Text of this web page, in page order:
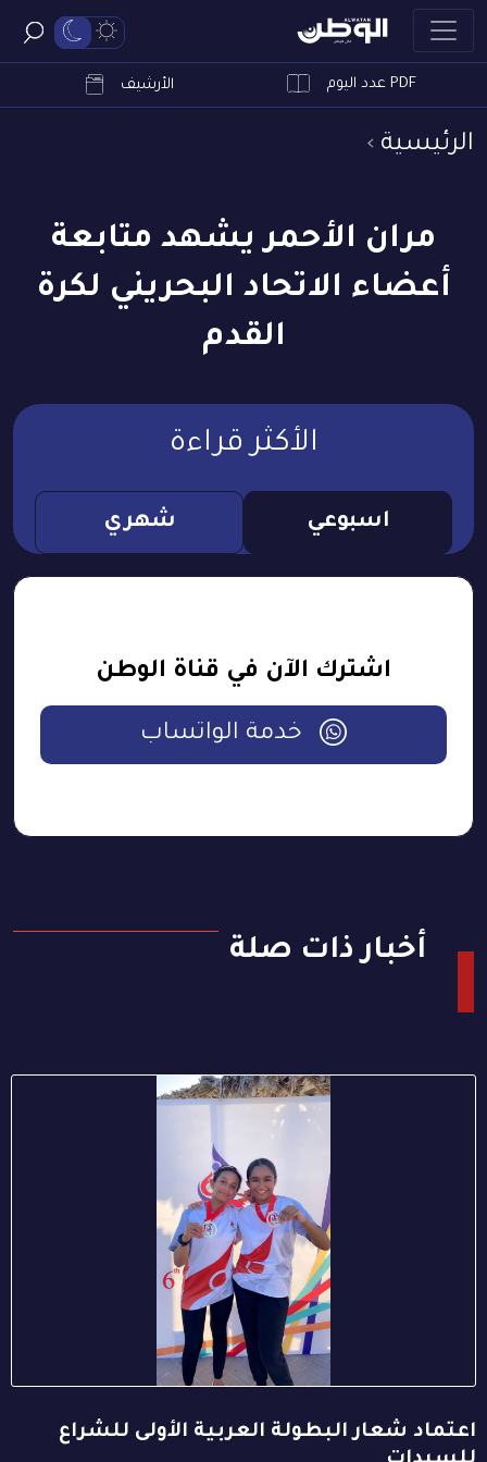
PDF عدد اليوم الأرشيف
الرئيسية
مران الأحمر يشهد متابعة
أعضاء الاتحاد البحريني لكرة
القدم
الأكثر قراءة
اسبوعي شهري
اشترك الآن في قناة الوطن
خدمة الواتساب
أخبار ذات صلة
اعتماد شعار البطولة العربية الأولى للشراع